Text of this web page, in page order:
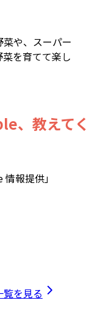
や、スーパー
を育てて楽し
、教えてく
報提供」
覧を見る